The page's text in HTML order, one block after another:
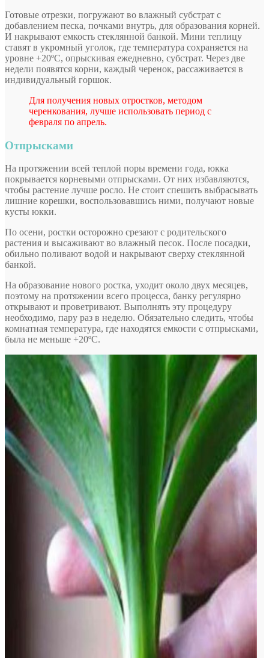
Готовые отрезки, погружают во влажный субстрат с
добавлением песка, почками внутрь, для образования корней.
И накрывают емкость стеклянной банкой. Мини теплицу
ставят в укромный уголок, где температура сохраняется на
уровне +20ºС, опрыскивая ежедневно, субстрат. Через две
недели появятся корни, каждый черенок, рассаживается в
индивидуальный горшок.
Для получения новых отростков, методом
черенкования, лучше использовать период с
февраля по апрель.
Отпрысками
На протяжении всей теплой поры времени года, юкка
покрывается корневыми отпрысками. От них избавляются,
чтобы растение лучше росло. Не стоит спешить выбрасывать
лишние корешки, воспользовавшись ними, получают новые
кусты юкки.
По осени, ростки осторожно срезают с родительского
растения и высаживают во влажный песок. После посадки,
обильно поливают водой и накрывают сверху стеклянной
банкой.
На образование нового ростка, уходит около двух месяцев,
поэтому на протяжении всего процесса, банку регулярно
открывают и проветривают. Выполнять эту процедуру
необходимо, пару раз в неделю. Обязательно следить, чтобы
комнатная температура, где находятся емкости с отпрысками,
была не меньше +20ºС.